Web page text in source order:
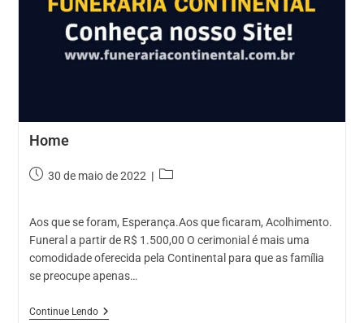
Home
Post30 de maio de 2022
Categoria
Aos que se foram, Esperança.Aos que ficaram, Acolhimento.
Funeral a partir de R$ 1.500,00 O cerimonial é mais uma
comodidade oferecida pela Continental para que as família
se preocupe apenas…
Continue LendoHome